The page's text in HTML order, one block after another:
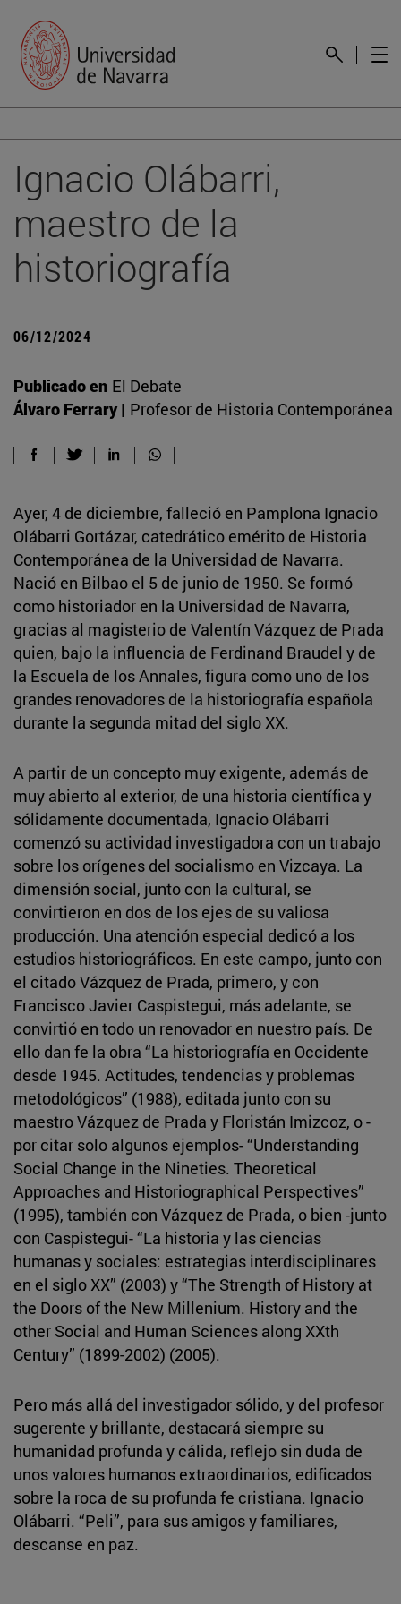
Ignacio Olábarri,
maestro de la
historiografía
06/12/2024
Publicado en El Debate
Álvaro Ferrary | Profesor de Historia Contemporánea
Ayer, 4 de diciembre, falleció en Pamplona Ignacio
Olábarri Gortázar, catedrático emérito de Historia
Contemporánea de la Universidad de Navarra.
Nació en Bilbao el 5 de junio de 1950. Se formó
como historiador en la Universidad de Navarra,
gracias al magisterio de Valentín Vázquez de Prada
quien, bajo la influencia de Ferdinand Braudel y de
la Escuela de los Annales, figura como uno de los
grandes renovadores de la historiografía española
durante la segunda mitad del siglo XX.
A partir de un concepto muy exigente, además de
muy abierto al exterior, de una historia científica y
sólidamente documentada, Ignacio Olábarri
comenzó su actividad investigadora con un trabajo
sobre los orígenes del socialismo en Vizcaya. La
dimensión social, junto con la cultural, se
convirtieron en dos de los ejes de su valiosa
producción. Una atención especial dedicó a los
estudios historiográficos. En este campo, junto con
el citado Vázquez de Prada, primero, y con
Francisco Javier Caspistegui, más adelante, se
convirtió en todo un renovador en nuestro país. De
ello dan fe la obra “La historiografía en Occidente
desde 1945. Actitudes, tendencias y problemas
metodológicos” (1988), editada junto con su
maestro Vázquez de Prada y Floristán Imizcoz, o -
por citar solo algunos ejemplos- “Understanding
Social Change in the Nineties. Theoretical
Approaches and Historiographical Perspectives”
(1995), también con Vázquez de Prada, o bien -junto
con Caspistegui- “La historia y las ciencias
humanas y sociales: estrategias interdisciplinares
en el siglo XX” (2003) y “The Strength of History at
the Doors of the New Millenium. History and the
other Social and Human Sciences along XXth
Century” (1899-2002) (2005).
Pero más allá del investigador sólido, y del profesor
sugerente y brillante, destacará siempre su
humanidad profunda y cálida, reflejo sin duda de
unos valores humanos extraordinarios, edificados
sobre la roca de su profunda fe cristiana. Ignacio
Olábarri. “Peli”, para sus amigos y familiares,
descanse en paz.